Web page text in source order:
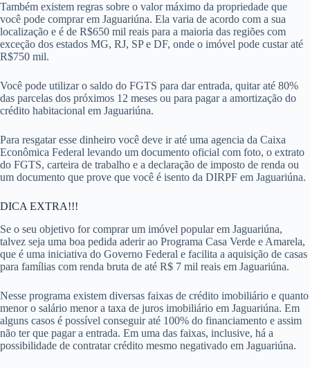
Também existem regras sobre o valor máximo da propriedade que
você pode comprar em Jaguariúna. Ela varia de acordo com a sua
localização e é de R$650 mil reais para a maioria das regiões com
exceção dos estados MG, RJ, SP e DF, onde o imóvel pode custar até
R$750 mil.
Você pode utilizar o saldo do FGTS para dar entrada, quitar até 80%
das parcelas dos próximos 12 meses ou para pagar a amortização do
crédito habitacional em Jaguariúna.
Para resgatar esse dinheiro você deve ir até uma agencia da Caixa
Econômica Federal levando um documento oficial com foto, o extrato
do FGTS, carteira de trabalho e a declaração de imposto de renda ou
um documento que prove que você é isento da DIRPF em Jaguariúna.
DICA EXTRA!!!
Se o seu objetivo for comprar um imóvel popular em Jaguariúna,
talvez seja uma boa pedida aderir ao Programa Casa Verde e Amarela,
que é uma iniciativa do Governo Federal e facilita a aquisição de casas
para famílias com renda bruta de até R$ 7 mil reais em Jaguariúna.
Nesse programa existem diversas faixas de crédito imobiliário e quanto
menor o salário menor a taxa de juros imobiliário em Jaguariúna. Em
alguns casos é possível conseguir até 100% do financiamento e assim
não ter que pagar a entrada. Em uma das faixas, inclusive, há a
possibilidade de contratar crédito mesmo negativado em Jaguariúna.